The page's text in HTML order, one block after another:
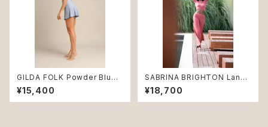
GILDA FOLK Powder Blue
♻︎
¥15,400
SABRINA BRIGHTON Land
♻︎
¥18,700